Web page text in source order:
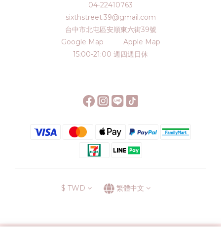
04-22410763
sixthstreet.39@gmail.com
台中市北屯區安順東六街39號
Google Map
Apple Map
15:00-21:00 週四週日休
$ TWD 繁體中文